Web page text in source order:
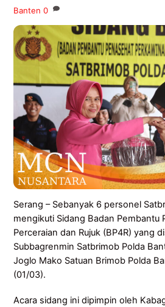
Banten 0
Serang – Sebanyak 6 personel
mengikuti Sidang Badan Pembantu
Perceraian dan Rujuk (BP4R) yang
Subbagrenmin Satbrimob Polda
Joglo Mako Satuan Brimob Polda
(01/03).
Acara sidang ini dipimpin oleh